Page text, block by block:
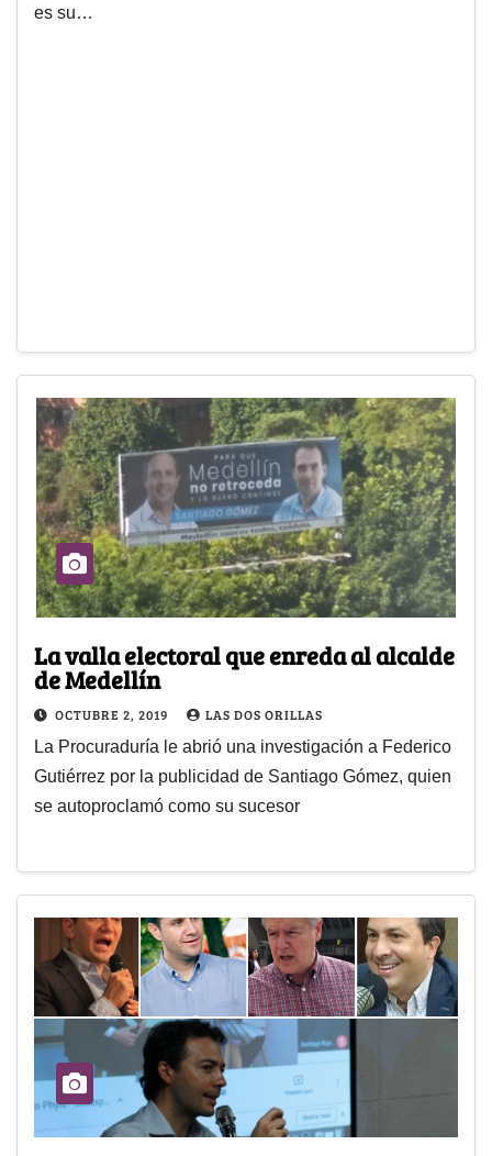
es su…
La valla electoral que enreda al alcalde
de Medellín
OCTUBRE 2, 2019 LAS DOS ORILLAS
La Procuraduría le abrió una investigación a Federico
Gutiérrez por la publicidad de Santiago Gómez, quien
se autoproclamó como su sucesor